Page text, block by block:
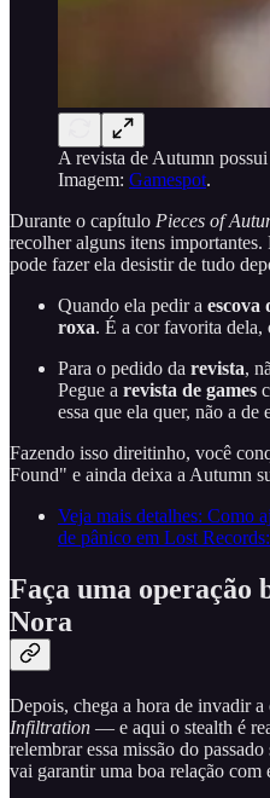
A revista de Autumn
Imagem: Gamespot.
Durante o capítulo Pieces of
recolher alguns itens
pode fazer ela desistir de tudo
Quando ela pedir a escova
roxa. É a cor favorita dela,
Para o pedido da revista,
Pegue a revista de games
essa que ela quer, não a de
Fazendo isso direitinho, você
Found" e ainda deixa a Autumn
Veja mais detalhes: Como
de pânico em Lost
Faça uma operação
Nora
Depois, chega a hora de invadir
Infiltration — e aqui o stealth é
relembrar essa missão do
vai garantir uma boa relação com